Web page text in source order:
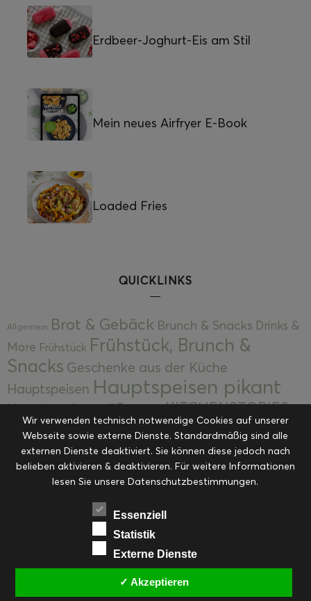
Erdbeer-Joghurt-Eis am Stil
Mein neues Airfryer E-Book
Loaded Fries
QUICKLINKS
Allgemein Brot & Gebäck Brunch & Snacks Drinks &
More Frühstück Frühstück, Brunch &
Snacks Geschenke aus der Küche
Hauptspeisen Hauptspeisen pikant
Hauptspeisen süßKekseKITCHENSTORIES
Kuchen, Torten & Desserts Kuchen und
Desserts Kulinarik Kulinarische Mitbringsel &
Eingemachtes Ohne Kategorie Ostern Resteküche
RezepteSaisonalSliderStartseite
Suppen, Salate & Vorspeisen
Vorspeisen, Salate & Suppen
Weihnachten Workshops & Events
Wir verwenden technisch notwendige Cookies auf unserer
Webseite sowie externe Dienste. Standardmäßig sind alle
externen Dienste deaktiviert. Sie können diese jedoch nach
belieben aktivieren & deaktivieren. Für weitere Informationen
lesen Sie unsere Datenschutzbestimmungen.
Essenziell
Statistik
Externe Dienste
✓ Akzeptieren